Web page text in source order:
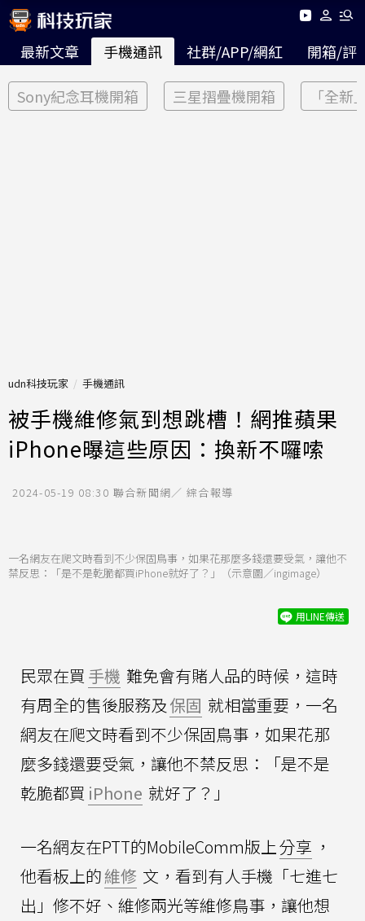
最新文章 手機通訊 社群/APP/網紅 開箱/評
Sony紀念耳機開箱 三星摺疊機開箱 「全新
udn科技玩家 手機通訊
被手機維修氣到想跳槽！網推蘋果
iPhone曝這些原因：換新不囉嗦
2024-05-19 08:30 聯合新聞網／ 綜合報導
一名網友在爬文時看到不少保固鳥事，如果花那麼多錢還要受氣，讓他不
禁反思：「是不是乾脆都買iPhone就好了？」（示意圖／ingimage）
用LINE傳送
民眾在買 手機 難免會有賭人品的時候，這時
有周全的售後服務及保固 就相當重要，一名
網友在爬文時看到不少保固鳥事，如果花那
麼多錢還要受氣，讓他不禁反思：「是不是
乾脆都買 iPhone 就好了？」
一名網友在PTT的MobileComm版上分享 ，
他看板上的維修 文，看到有人手機「七進七
出」修不好、維修兩光等維修鳥事，讓他想